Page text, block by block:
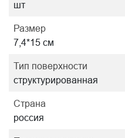
шт
Размер
7,4*15 см
Тип поверхности
структурированная
Страна
россия